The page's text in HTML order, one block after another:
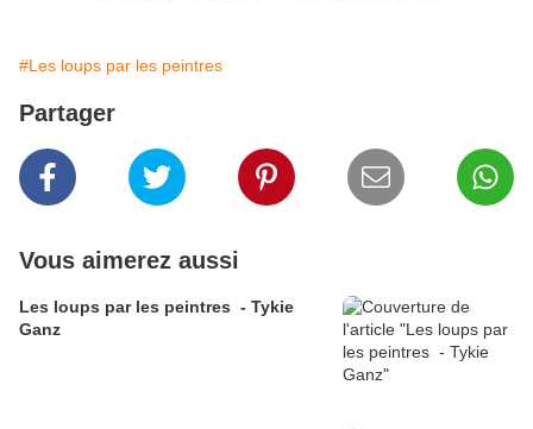
#Les loups par les peintres
Partager
Vous aimerez aussi
Les loups par les peintres - Tykie
Ganz